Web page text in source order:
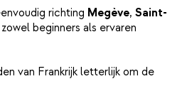
richting Megève, Saint-
beginners als ervaren
van Frankrijk letterlijk om de